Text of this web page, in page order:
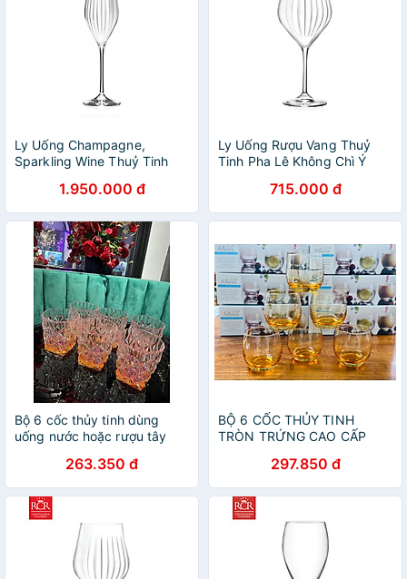
Ly Uống Champagne,
Sparkling Wine Thuỷ Tinh
Crystal Timeless - Timeless
Flute 230 ml
1.950.000 đ
Ly Uống Rượu Vang Thuỷ
Tinh Pha Lê Không Chì Ý
Timeless Wine Glass 550 ml
715.000 đ
Bộ 6 cốc thủy tinh dùng
uống nước hoặc rượu tây
263.350 đ
BỘ 6 CỐC THỦY TINH
TRÒN TRỨNG CAO CẤP
TÂY SANG TRỌNG - VD96
297.850 đ